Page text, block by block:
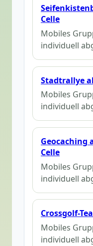
Celle
Mobiles
individuell
Stadtrallye
Mobiles
individuell
Geocaching
Celle
Mobiles
individuell
Crossgolf-
Mobiles
individuell